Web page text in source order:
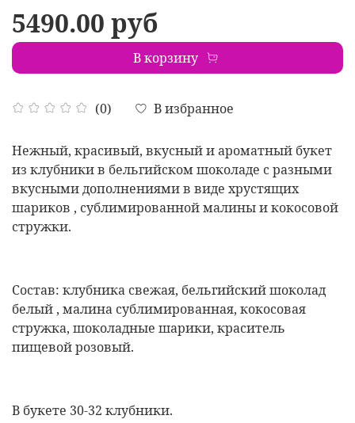
(0) В избранное
5490.00 руб
В корзину
Нежный, красивый, вкусный и ароматный букет
из клубники в бельгийском шоколаде с разными
вкусными дополнениями в виде хрустящих
шариков , сублимированной малины и кокосовой
стружки.
Состав: клубника свежая, бельгийский шоколад
белый , малина сублимированная, кокосовая
стружка, шоколадные шарики, краситель
пищевой розовый.
В букете 30-32 клубники.